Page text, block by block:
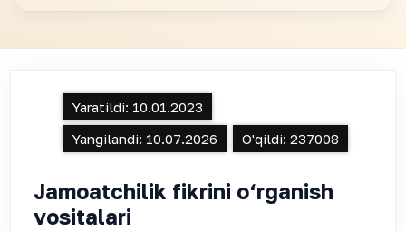
Yaratildi: 10.01.2023
Yangilandi: 10.07.2026 O'qildi: 237008
Jamoatchilik fikrini o‘rganish
vositalari